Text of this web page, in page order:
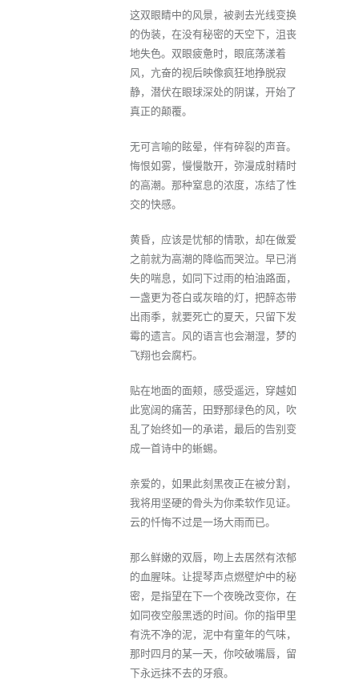
这双眼睛中的风景，被剥去光线变换
的伪装，在没有秘密的天空下，沮丧
地失色。双眼疲惫时，眼底荡漾着
风，亢奋的视后映像疯狂地挣脱寂
静，潜伏在眼球深处的阴谋，开始了
真正的颠覆。
无可言喻的眩晕，伴有碎裂的声音。
悔恨如雾，慢慢散开，弥漫成射精时
的高潮。那种窒息的浓度，冻结了性
交的快感。
黄昏，应该是忧郁的情歌，却在做爱
之前就为高潮的降临而哭泣。早已消
失的喘息，如同下过雨的柏油路面，
一盏更为苍白或灰暗的灯，把醉态带
出雨季，就要死亡的夏天，只留下发
霉的遗言。风的语言也会潮湿，梦的
飞翔也会腐朽。
贴在地面的面颊，感受遥远，穿越如
此宽阔的痛苦，田野那绿色的风，吹
乱了始终如一的承诺，最后的告别变
成一首诗中的蜥蜴。
亲爱的，如果此刻黑夜正在被分割，
我将用坚硬的骨头为你柔软作见证。
云的忏悔不过是一场大雨而已。
那么鲜嫩的双唇，吻上去居然有浓郁
的血腥味。让提琴声点燃壁炉中的秘
密，是指望在下一个夜晚改变你，在
如同夜空般黑透的时间。你的指甲里
有洗不净的泥，泥中有童年的气味，
那时四月的某一天，你咬破嘴唇，留
下永远抹不去的牙痕。